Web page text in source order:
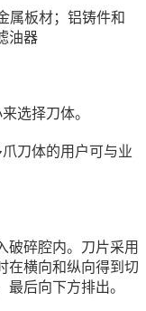
属板材；铝铸件和
油器
选择刀体。
刀体的用户可与业
破碎腔内。刀片采用
在横向和纵向得到切
后向下方排出。